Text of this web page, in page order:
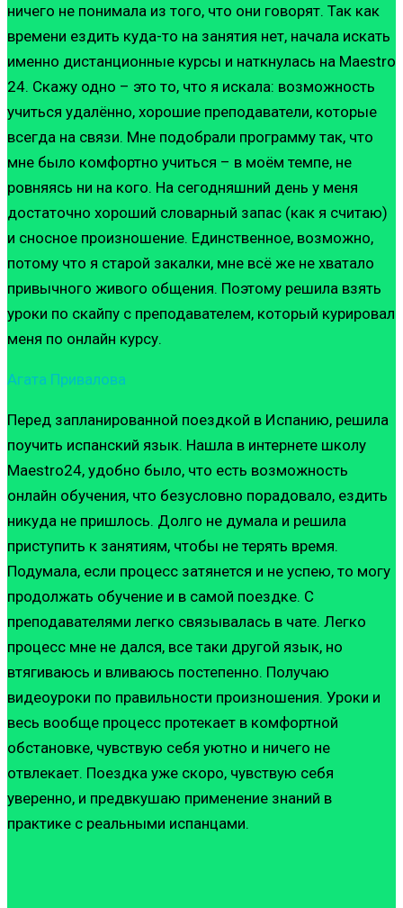
ничего не понимала из того, что они говорят. Так как
времени ездить куда-то на занятия нет, начала искать
именно дистанционные курсы и наткнулась на Maestro
24. Скажу одно – это то, что я искала: возможность
учиться удалённо, хорошие преподаватели, которые
всегда на связи. Мне подобрали программу так, что
мне было комфортно учиться – в моём темпе, не
ровняясь ни на кого. На сегодняшний день у меня
достаточно хороший словарный запас (как я считаю)
и сносное произношение. Единственное, возможно,
потому что я старой закалки, мне всё же не хватало
привычного живого общения. Поэтому решила взять
уроки по скайпу с преподавателем, который курировал
меня по онлайн курсу.
Агата Привалова
Перед запланированной поездкой в Испанию, решила
поучить испанский язык. Нашла в интернете школу
Maestro24, удобно было, что есть возможность
онлайн обучения, что безусловно порадовало, ездить
никуда не пришлось. Долго не думала и решила
приступить к занятиям, чтобы не терять время.
Подумала, если процесс затянется и не успею, то могу
продолжать обучение и в самой поездке. С
преподавателями легко связывалась в чате. Легко
процесс мне не дался, все таки другой язык, но
втягиваюсь и вливаюсь постепенно. Получаю
видеоуроки по правильности произношения. Уроки и
весь вообще процесс протекает в комфортной
обстановке, чувствую себя уютно и ничего не
отвлекает. Поездка уже скоро, чувствую себя
уверенно, и предвкушаю применение знаний в
практике с реальными испанцами.